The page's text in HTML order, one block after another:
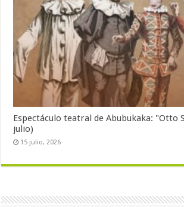
Espectáculo teatral de Abubukaka: "Otto
julio)
15 julio, 2026